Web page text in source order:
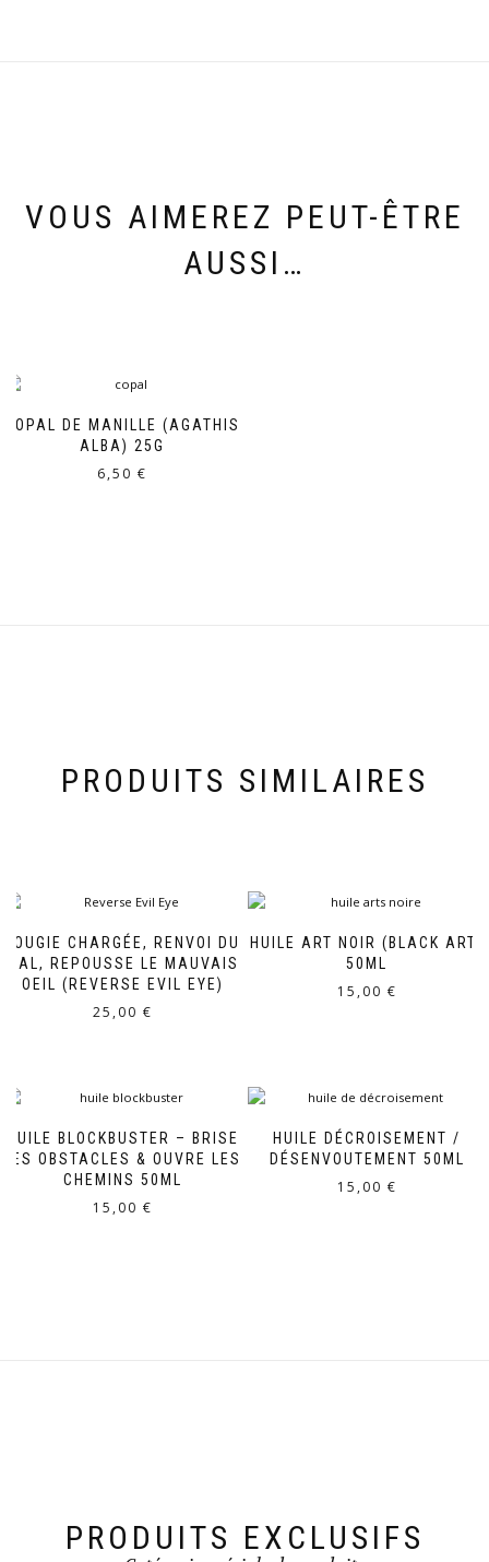
VOUS AIMEREZ PEUT-ÊTRE
AUSSI…
COPAL DE MANILLE (AGATHIS
ALBA) 25G
6,50 €
PRODUITS SIMILAIRES
BOUGIE CHARGÉE, RENVOI DU
MAL, REPOUSSE LE MAUVAIS
OEIL (REVERSE EVIL EYE)
25,00 €
HUILE ART NOIR (BLACK ART)
50ML
15,00 €
HUILE BLOCKBUSTER – BRISE
LES OBSTACLES & OUVRE LES
CHEMINS 50ML
15,00 €
HUILE DÉCROISEMENT /
DÉSENVOUTEMENT 50ML
15,00 €
PRODUITS EXCLUSIFS